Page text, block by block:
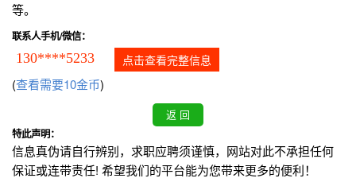
等。
联系人手机/微信：
130****5233 点击查看完整信息
(查看需要10金币)
特此声明：
信息真伪请自行辨别，求职应聘须谨慎，网站对此不承担任何
保证或连带责任! 希望我们的平台能为您带来更多的便利！